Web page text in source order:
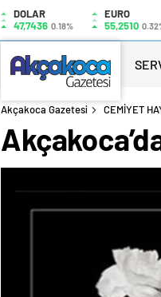
DOLAR
47,7436 0.18%
EURO
55,2510
Akçakoca Gazetesi CEMİYET